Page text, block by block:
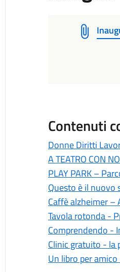
Contenuti
Donne Diritti
A TEATRO CON
PLAY PARK –
Questo è il nuovo
Caffè alzheimer
Tavola rotonda -
Comprendendo -
Clinic gratuito - la
Un libro per